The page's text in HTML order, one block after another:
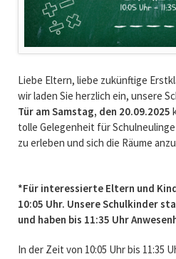
Liebe Eltern, liebe zukünftige
wir laden Sie herzlich ein, unsere
Tür am Samstag, den 20.09.2025
tolle Gelegenheit für
zu erleben und sich die Räume
*Für interessierte Eltern und
10:05 Uhr. Unsere Schulkinder
und haben bis 11:35 Uhr
In der Zeit von 10:05 Uhr bis 11:35